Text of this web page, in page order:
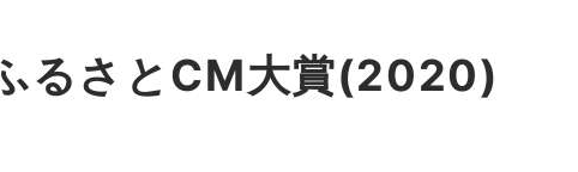
るさとCM大賞(2020)